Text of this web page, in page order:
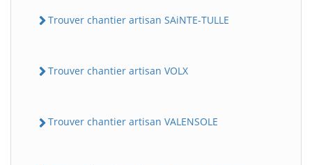
Trouver chantier artisan SAiNTE-TULLE
Trouver chantier artisan VOLX
Trouver chantier artisan VALENSOLE